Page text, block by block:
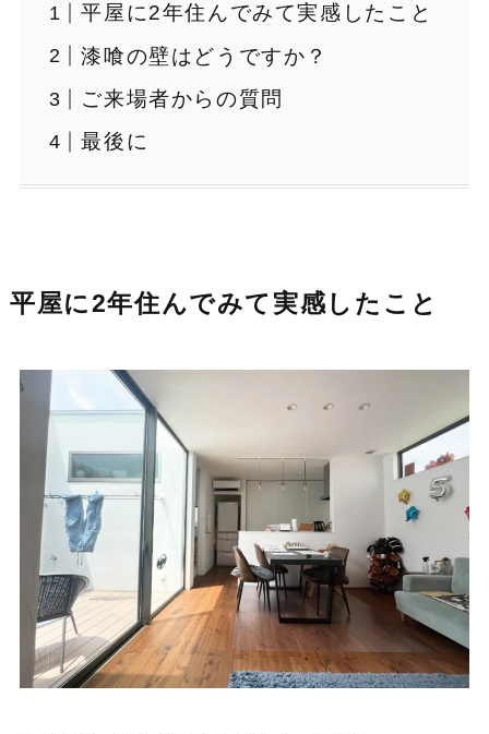
平屋に2年住んでみて実感したこと
漆喰の壁はどうですか？
ご来場者からの質問
最後に
平屋に2年住んでみて実感したこと